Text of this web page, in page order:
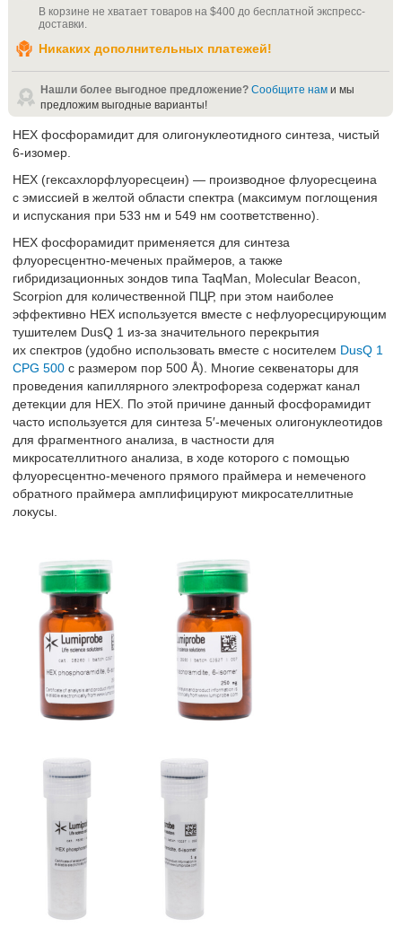
В корзине не хватает товаров на $400 до бесплатной экспресс-
доставки
Никаких дополнительных платежей!
Нашли более выгодное предложение? Сообщите нам и мы
предложим выгодные варианты!
HEX фосфорамидит для олигонуклеотидного синтеза, чистый
6-изомер.
HEX (гексахлорфлуоресцеин) — производное флуоресцеина
с эмиссией в желтой области спектра (максимум поглощения
и испускания при 533 нм и 549 нм соответственно).
HEX фосфорамидит применяется для синтеза
флуоресцентно-меченых праймеров, а также
гибридизационных зондов типа TaqMan, Molecular Beacon,
Scorpion для количественной ПЦР, при этом наиболее
эффективно HEX используется вместе с нефлуоресцирующим
тушителем DusQ 1 из-за значительного перекрытия
их спектров (удобно использовать вместе с носителем DusQ 1
CPG 500 с размером пор 500 Å). Многие секвенаторы для
проведения капиллярного электрофореза содержат канал
детекции для HEX. По этой причине данный фосфорамидит
часто используется для синтеза 5′-меченых олигонуклеотидов
для фрагментного анализа, в частности для
микросателлитного анализа, в ходе которого с помощью
флуоресцентно-меченого прямого праймера и немеченого
обратного праймера амплифицируют микросателлитные
локусы.